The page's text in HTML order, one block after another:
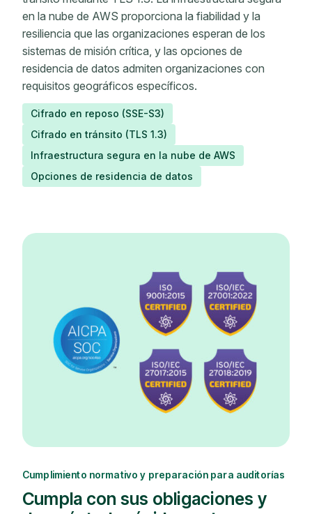
en la nube de AWS proporciona la fiabilidad y la
resiliencia que las organizaciones esperan de los
sistemas de misión crítica, y las opciones de
residencia de datos admiten organizaciones con
requisitos geográficos específicos.
Cifrado en reposo (SSE-S3)
Cifrado en tránsito (TLS 1.3)
Infraestructura segura en la nube de AWS
Opciones de residencia de datos
Cumplimiento normativo y preparación para auditorías
Cumpla con sus obligaciones y